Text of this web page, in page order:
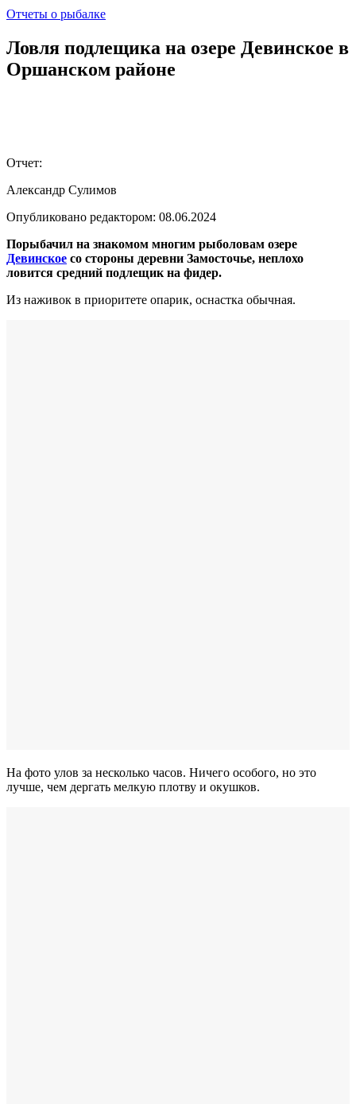
Отчеты о рыбалке
Ловля подлещика на озере Девинское в
Оршанском районе
Отчет:
Александр Сулимов
Опубликовано редактором: 08.06.2024
Порыбачил на знакомом многим рыболовам озере
Девинское со стороны деревни Замосточье, неплохо
ловится средний подлещик на фидер.
Из наживок в приоритете опарик, оснастка обычная.
На фото улов за несколько часов. Ничего особого, но это
лучше, чем дергать мелкую плотву и окушков.